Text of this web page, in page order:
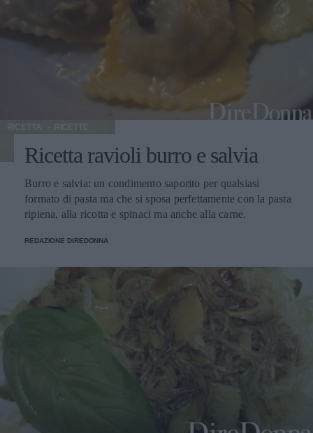
RICETTA
Ricetta ravioli burro e salvia
Burro e salvia: un condimento saporito per qualsiasi
formato di pasta ma che si sposa perfettamente con la pasta
ripiena, alla ricotta e spinaci ma anche alla carne.
REDAZIONE DIREDONNA